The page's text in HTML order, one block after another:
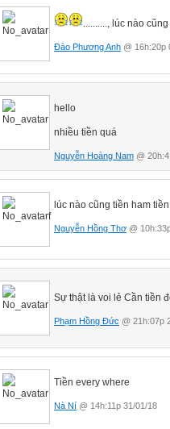
.........., lúc nào
Đào Phương Anh @ 16h:20p
hello
nhiều tiền quá
Nguyễn Hoàng Nam @
lúc nào cũng tiền ham
Nguyễn Hồng Thơ @
Sự thật là voi lẻ Cần tiền
Phạm Hồng Đức @ 21h:07p
Tiền every where
Nà Ní @ 14h:11p 31/01/18